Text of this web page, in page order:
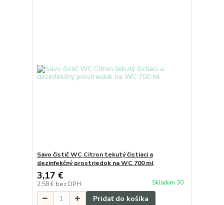
Savo čistič WC Citron tekutý čistiaci a
dezinfekčný prostriedok na WC 700 ml
3,17 €
2,58 € bez DPH Skladom 30
Pridať do košíka